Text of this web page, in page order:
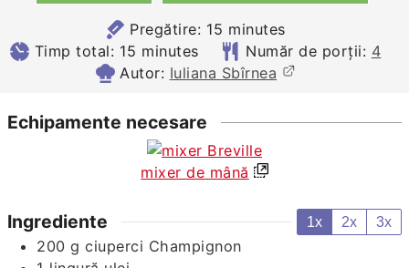
Pregătire: 15 minutes
minutes
Timp total: 15 minutes
minutes Număr de porții: 4
Autor: Iuliana Sbîrnea
Echipamente necesare
mixer de mână
Ingrediente 1x 2x 3x
200 g ciuperci Champignon